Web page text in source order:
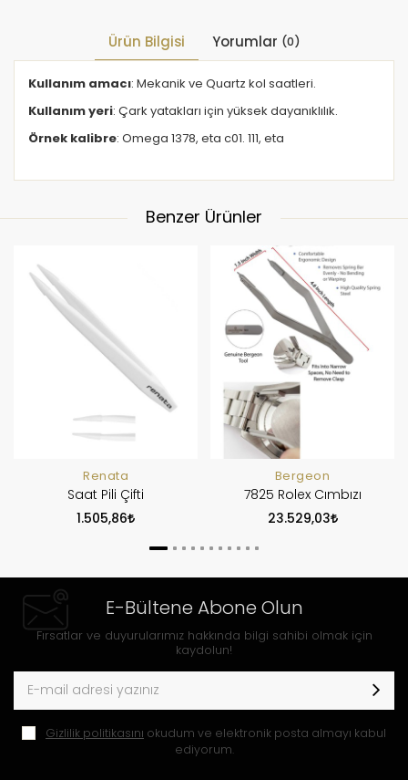
Ürün Bilgisi Yorumlar (0)
Kullanım amacı: Mekanik ve Quartz kol saatleri.
Kullanım yeri: Çark yatakları için yüksek dayanıklılık.
Örnek kalibre: Omega 1378, eta c01. 111, eta
Benzer Ürünler
Renata
Saat Pili Çifti
1.505,86
Bergeon
7825 Rolex Cımbızı
23.529,03
E-Bültene Abone Olun
Fırsatlar ve duyurularımız hakkında bilgi sahibi olmak için
kaydolun!
Gizlilik politikasını okudum ve elektronik posta almayı kabul
ediyorum.